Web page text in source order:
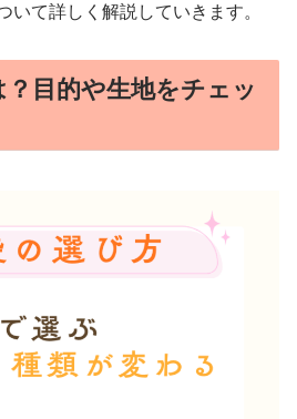
いて詳しく解説していきます。
目的や生地をチェッ